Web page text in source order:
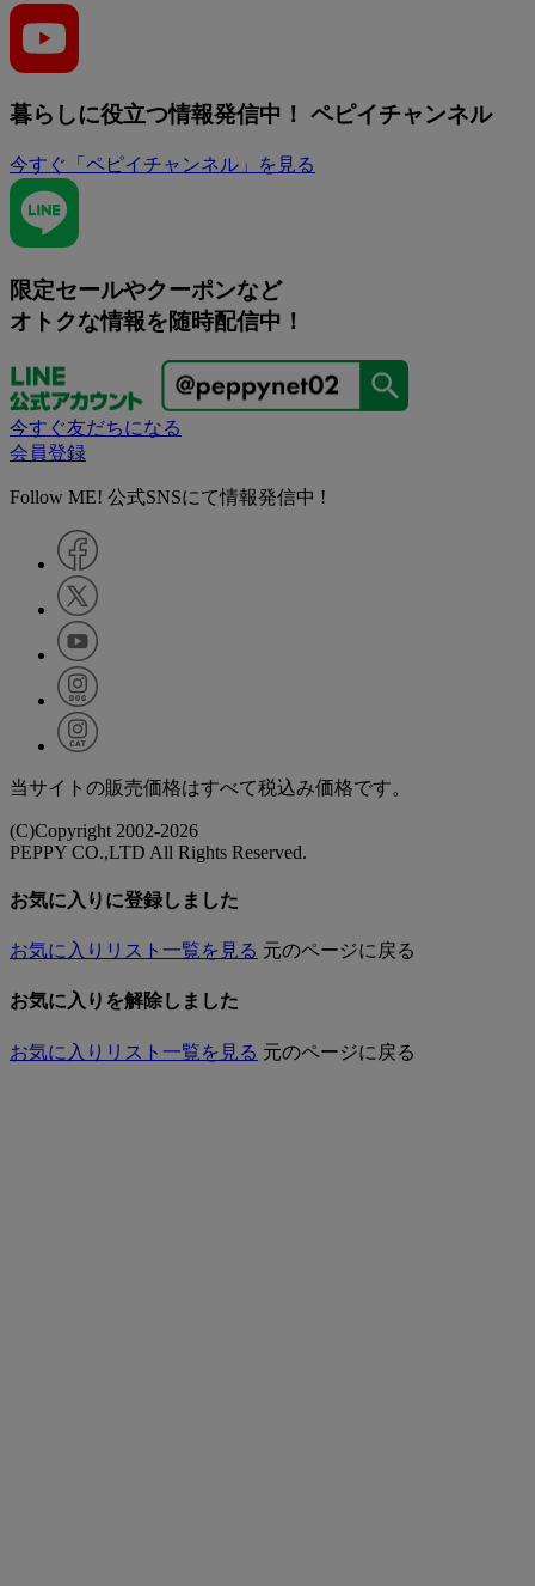
暮らしに役立つ情報発信中！ ペピイチャンネル
今すぐ「ペピイチャンネル」を見る
限定セールやクーポンなど
オトクな情報を随時配信中！
今すぐ友だちになる
会員登録
Follow ME! 公式SNSにて情報発信中 !
当サイトの販売価格はすべて税込み価格です。
(C)Copyright 2002-2026
PEPPY CO.,LTD All Rights Reserved.
お気に入りに登録しました
お気に入りリスト一覧を見る 元のページに戻る
お気に入りを解除しました
お気に入りリスト一覧を見る 元のページに戻る